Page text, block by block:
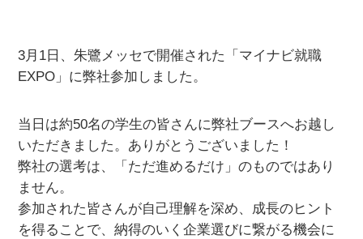
3月1日、朱鷺メッセで開催された「マイナビ就職
EXPO」に弊社参加しました。
当日は約50名の学生の皆さんに弊社ブースへお越し
いただきました。ありがとうございました！
弊社の選考は、「ただ進めるだけ」のものではあり
ません。
参加された皆さんが自己理解を深め、成長のヒント
を得ることで、納得のいく企業選びに繋がる機会に